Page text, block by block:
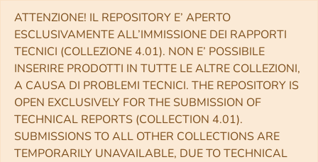
ATTENZIONE! IL REPOSITORY E’ APERTO
ESCLUSIVAMENTE ALL’IMMISSIONE DEI RAPPORTI
TECNICI (COLLEZIONE 4.01). NON E’ POSSIBILE
INSERIRE PRODOTTI IN TUTTE LE ALTRE COLLEZIONI,
A CAUSA DI PROBLEMI TECNICI. THE REPOSITORY IS
OPEN EXCLUSIVELY FOR THE SUBMISSION OF
TECHNICAL REPORTS (COLLECTION 4.01).
SUBMISSIONS TO ALL OTHER COLLECTIONS ARE
TEMPORARILY UNAVAILABLE, DUE TO TECHNICAL